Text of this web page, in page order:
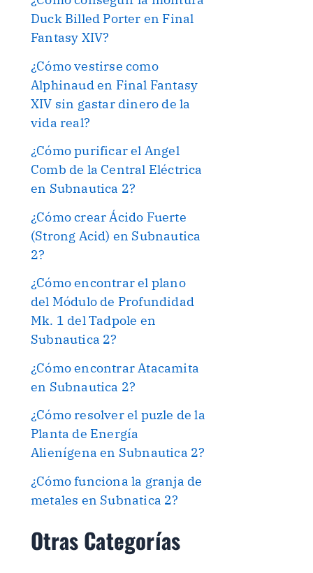
Duck Billed Porter en Final
Fantasy XIV?
¿Cómo vestirse como
Alphinaud en Final Fantasy
XIV sin gastar dinero de la
vida real?
¿Cómo purificar el Angel
Comb de la Central Eléctrica
en Subnautica 2?
¿Cómo crear Ácido Fuerte
(Strong Acid) en Subnautica
2?
¿Cómo encontrar el plano
del Módulo de Profundidad
Mk. 1 del Tadpole en
Subnautica 2?
¿Cómo encontrar Atacamita
en Subnautica 2?
¿Cómo resolver el puzle de la
Planta de Energía
Alienígena en Subnautica 2?
¿Cómo funciona la granja de
metales en Subnatica 2?
Otras Categorías